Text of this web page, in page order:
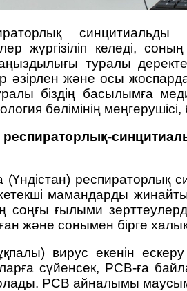
жүргізіліп келеді,
туралы
әзірлен және осы
туралы біздің
бөлімінің
респираторлық
жетекші мамандарды
ғылыми
және сонымен бірге
вирус екенін
сүйенсек, РСВ-ға
РСВ айналымы